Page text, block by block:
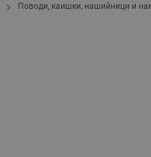
Поводи, каишки, нашийници и